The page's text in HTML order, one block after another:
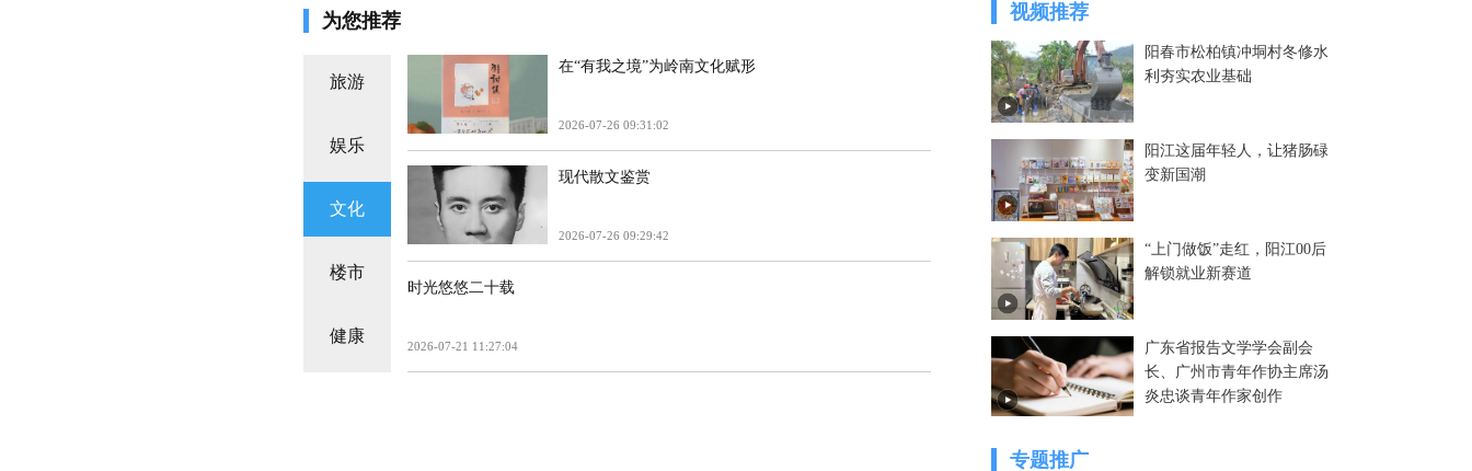
为您推荐
旅游
娱乐
文化
楼市
健康
在“有我之境”为岭南文化赋形
2026-07-26 09:31:02
现代散文鉴赏
2026-07-26 09:29:42
时光悠悠二十载
2026-07-21 11:27:04
视频推荐
阳春市松柏镇冲垌村冬修水
利夯实农业基础
阳江这届年轻人，让猪肠碌
变新国潮
“上门做饭”走红，阳江00后
解锁就业新赛道
广东省报告文学学会副会
长、广州市青年作协主席汤
炎忠谈青年作家创作
专题推广